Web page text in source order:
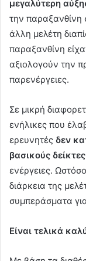
μεγαλύτερη
την παραξανθίνη
άλλη μελέτη
παραξανθίνη
αξιολογούν την
παρενέργειες.
Σε μικρή
ενήλικες που
ερευνητές δεν
βασικούς
ενέργειες.
διάρκεια της
συμπεράσματα
Είναι τελικά